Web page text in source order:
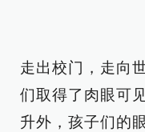
走出校门，走向
们取得了肉眼可
升外，孩子们的